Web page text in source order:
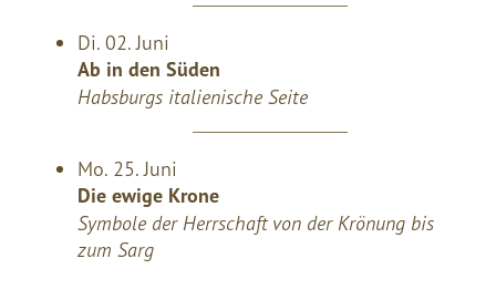
Di. 02. Juni
Ab in den Süden
Habsburgs italienische Seite
Mo. 25. Juni
Die ewige Krone
Symbole der Herrschaft von der Krönung bis
zum Sarg